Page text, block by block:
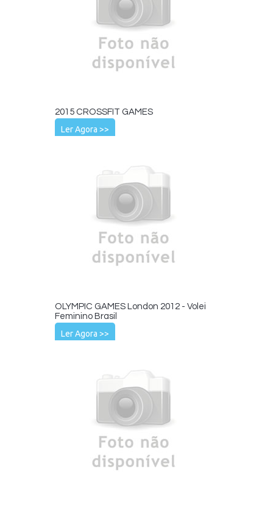
2015 CROSSFIT GAMES
Ler Agora >>
OLYMPIC GAMES London 2012 - Volei
Feminino Brasil
Ler Agora >>